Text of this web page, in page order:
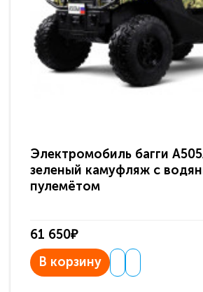
Электромобиль багги
зеленый камуфляж с
пулемётом
61 650₽
В корзину